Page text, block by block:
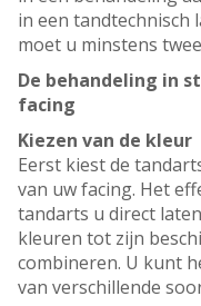
in een tandtechnisch
moet u minstens
De behandeling in
facing
Kiezen van de kleur
Eerst kiest de
van uw facing. Het
tandarts u direct
kleuren tot zijn
combineren. U kunt
van verschillende